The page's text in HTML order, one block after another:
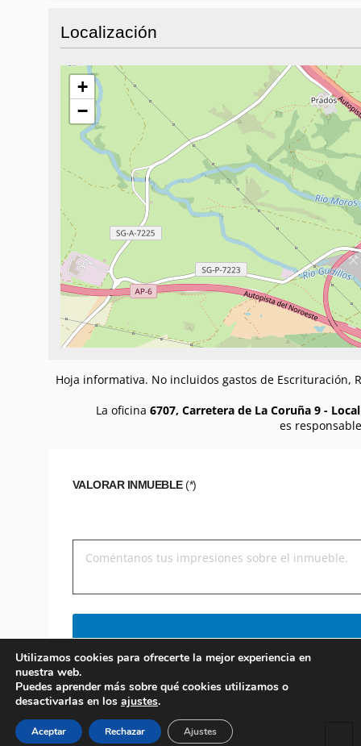
Localización
+
−
Hoja informativa. No incluidos gastos de Escrituración,
La oficina 6707, Carretera de La Coruña 9 -
es
VALORAR INMUEBLE(*)
Utilizamos cookies para ofrecerte la mejor experiencia en
nuestra web.
Puedes aprender más sobre qué cookies utilizamos o
desactivarlas en los ajustes.
Aceptar Rechazar Ajustes